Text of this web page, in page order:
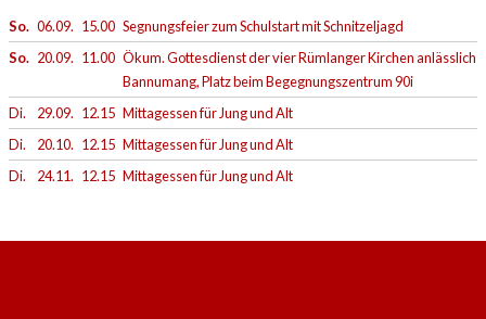
So. 06.09. 15.00 Segnungsfeier zum Schulstart mit Schnitzeljagd
So. 20.09. 11.00 Ökum. Gottesdienst der vier Rümlanger Kirchen anlässlich
Bannumang, Platz beim Begegnungszentrum 90i
Di.
29.09. 12.15 Mittagessen für Jung und Alt
Di.
20.10. 12.15 Mittagessen für Jung und Alt
Di.
24.11. 12.15 Mittagessen für Jung und Alt